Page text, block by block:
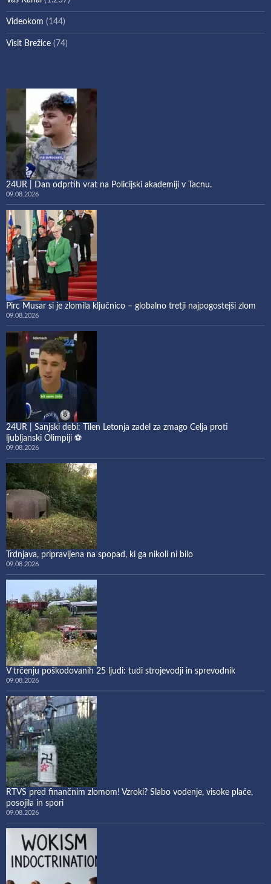
Videokom (144)
Visit Brežice (74)
24UR | Dan odprtih vrat na Policijski akademiji v Tacnu.
09.08.2026
Pirc Musar si je zlomila ključnico – globalno tretji najpogostejši zlom
09.08.2026
24UR | Sanjski debi: Tilen Letonja zadel za zmago Celja proti
ljubljanski Olimpiji ⚽
09.08.2026
Trdnjava, pripravljena na spopad, ki ga nikoli ni bilo
09.08.2026
V trčenju poškodovanih 25 ljudi: tudi strojevodji in sprevodnik
09.08.2026
RTVS pred finančnim zlomom! Vzroki? Slabo vodenje, visoke plače,
posojila in spori
09.08.2026